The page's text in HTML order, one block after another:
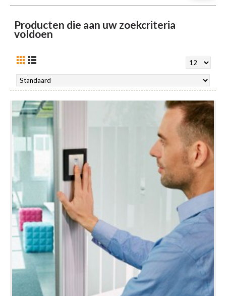
Producten die aan uw zoekcriteria
voldoen